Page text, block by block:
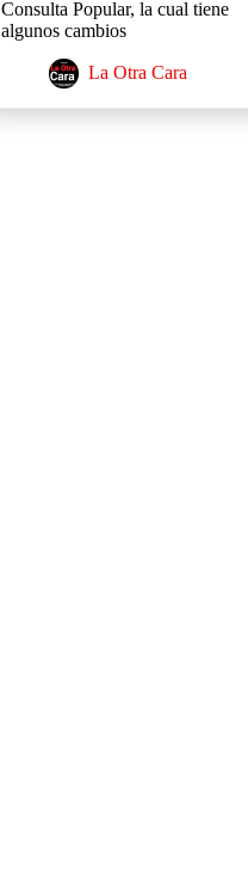
Consulta Popular, la cual tiene
algunos cambios
La Otra Cara